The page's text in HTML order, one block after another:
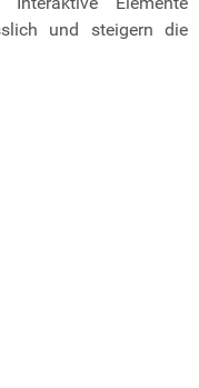
und steigern die